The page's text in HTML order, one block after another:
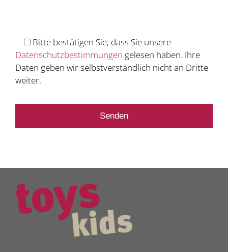
Bitte bestätigen Sie, dass Sie unsere
Datenschutzbestimmungen gelesen haben. Ihre
Daten geben wir selbstverständlich nicht an Dritte
weiter.